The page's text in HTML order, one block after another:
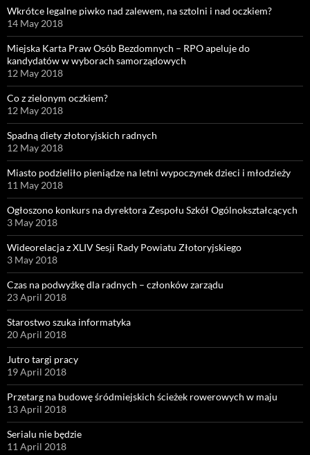
Wkrótce legalne piwko nad zalewem, na sztolni i nad oczkiem?
14 May 2018
Miejska Karta Praw Osób Bezdomnych – RPO apeluje do
kandydatów w wyborach samorządowych
12 May 2018
Co z zielonym oczkiem?
12 May 2018
Spadną diety złotoryjskich radnych
12 May 2018
Miasto podzieliło pieniądze na letni wypoczynek dzieci i młodzieży
11 May 2018
Ogłoszono konkurs na dyrektora Zespołu Szkół Ogólnokształcących
3 May 2018
Wideorelacja z XLIV Sesji Rady Powiatu Złotoryjskiego
3 May 2018
Czas na podwyżkę dla radnych – członków zarządu
23 April 2018
Starostwo szuka informatyka
20 April 2018
Jutro targi pracy
19 April 2018
Przetarg na budowę śródmiejskich ścieżek rowerowych w maju
13 April 2018
Serialu nie będzie
11 April 2018